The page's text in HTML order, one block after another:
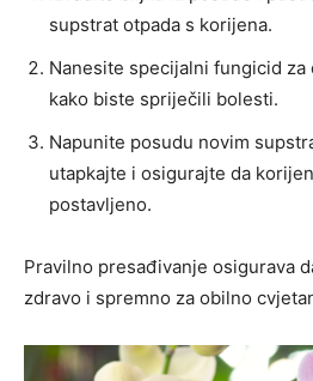
supstrat otpada s korijena.
Nanesite specijalni fungicid
kako biste spriječili bolesti.
Napunite posudu novim
utapkajte i osigurajte da
postavljeno.
Pravilno presađivanje osigurava
zdravo i spremno za obilno